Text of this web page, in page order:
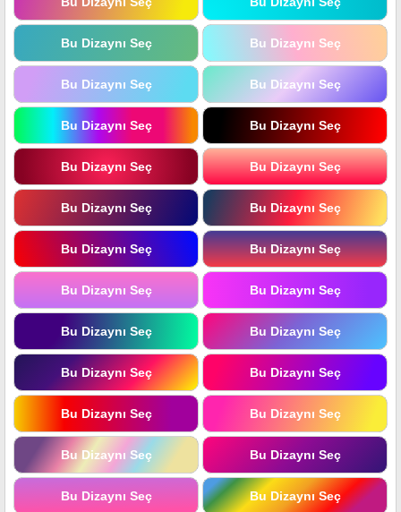
Bu Dizaynı Seç Bu Dizaynı Seç
Bu Dizaynı Seç Bu Dizaynı Seç
Bu Dizaynı Seç Bu Dizaynı Seç
Bu Dizaynı Seç Bu Dizaynı Seç
Bu Dizaynı Seç Bu Dizaynı Seç
Bu Dizaynı Seç Bu Dizaynı Seç
Bu Dizaynı Seç Bu Dizaynı Seç
Bu Dizaynı Seç Bu Dizaynı Seç
Bu Dizaynı Seç Bu Dizaynı Seç
Bu Dizaynı Seç Bu Dizaynı Seç
Bu Dizaynı Seç Bu Dizaynı Seç
Bu Dizaynı Seç Bu Dizaynı Seç